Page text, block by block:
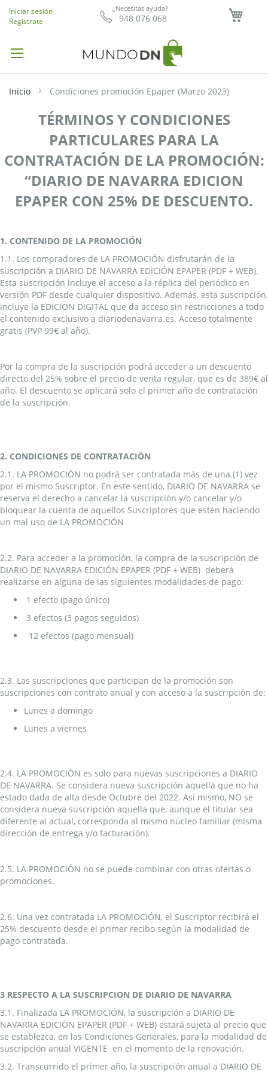
¿Necesitas ayuda?
948 076 068
Iniciar sesión
Regístrate
Inicio Condiciones promoción Epaper (Marzo 2023)
TÉRMINOS Y CONDICIONES
PARTICULARES PARA LA
CONTRATACIÓN DE LA PROMOCIÓN:
“DIARIO DE NAVARRA EDICION
EPAPER CON 25% DE DESCUENTO.
1. CONTENIDO DE LA PROMOCIÓN
1.1. Los compradores de LA PROMOCIÓN disfrutarán de la
suscripción a DIARIO DE NAVARRA EDICIÓN EPAPER (PDF + WEB).
Esta suscripción incluye el acceso a la réplica del periódico en
versión PDF desde cualquier dispositivo. Además, esta suscripción,
incluye la EDICION DIGITAL que da acceso sin restricciones a todo
el contenido exclusivo a diariodenavarra.es. Acceso totalmente
gratis (PVP 99€ al año).
Por la compra de la suscripción podrá acceder a un descuento
directo del 25% sobre el precio de venta regular, que es de 389€ al
año. El descuento se aplicará solo el primer año de contratación
de la suscripción.
2. CONDICIONES DE CONTRATACIÓN
2.1. LA PROMOCIÓN no podrá ser contratada más de una (1) vez
por el mismo Suscriptor. En este sentido, DIARIO DE NAVARRA se
reserva el derecho a cancelar la suscripción y/o cancelar y/o
bloquear la cuenta de aquellos Suscriptores que estén haciendo
un mal uso de LA PROMOCIÓN
2.2. Para acceder a la promoción, la compra de la suscripción de
DIARIO DE NAVARRA EDICIÓN EPAPER (PDF + WEB) deberá
realizarse en alguna de las siguientes modalidades de pago:
1 efecto (pago único)
3 efectos (3 pagos seguidos)
12 efectos (pago mensual)
2.3. Las suscripciones que participan de la promoción son
suscripciones con contrato anual y con acceso a la suscripción de:
Lunes a domingo
Lunes a viernes
2.4. LA PROMOCIÓN es solo para nuevas suscripciones a DIARIO
DE NAVARRA. Se considera nueva suscripción aquella que no ha
estado dada de alta desde Octubre del 2022. Así mismo, NO se
considera nueva suscripción aquella que, aunque el titular sea
diferente al actual, corresponda al mismo núcleo familiar (misma
dirección de entrega y/o facturación).
2.5. LA PROMOCIÓN no se puede combinar con otras ofertas o
promociones.
2.6. Una vez contratada LA PROMOCIÓN, el Suscriptor recibirá el
25% descuento desde el primer recibo según la modalidad de
pago contratada.
3 RESPECTO A LA SUSCRIPCION DE DIARIO DE NAVARRA
3.1. Finalizada LA PROMOCIÓN, la suscripción a DIARIO DE
NAVARRA EDICIÓN EPAPER (PDF + WEB) estará sujeta al precio que
se establezca, en las Condiciones Generales, para la modalidad de
suscripción anual VIGENTE en el momento de la renovación.
3.2. Transcurrido el primer año, la suscripción anual a DIARIO DE